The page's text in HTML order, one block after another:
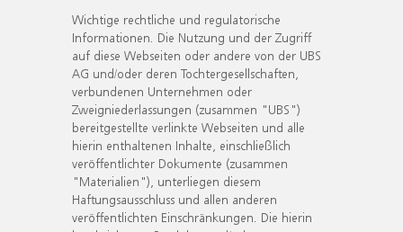
Wichtige rechtliche und regulatorische
Informationen. Die Nutzung und der Zugriff
auf diese Webseiten oder andere von der UBS
AG und/oder deren Tochtergesellschaften,
verbundenen Unternehmen oder
Zweigniederlassungen (zusammen "UBS")
bereitgestellte verlinkte Webseiten und alle
hierin enthaltenen Inhalte, einschließlich
veröffentlichter Dokumente (zusammen
"Materialien"), unterliegen diesem
Haftungsausschluss und allen anderen
veröffentlichten Einschränkungen. Die hierin